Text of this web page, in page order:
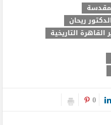
ريحان
القاهرة التاريخية
0